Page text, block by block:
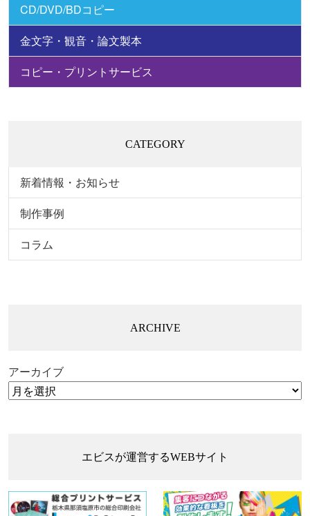
CD/DVD/BDコピー
金文字・観音・論文製本
コピー・プリントサービス
CATEGORY
新着情報・お知らせ
制作事例
コラム
ARCHIVE
アーカイブ
エビスが運営するWEBサイト